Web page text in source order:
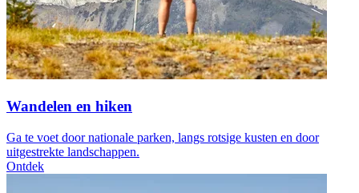
Wandelen en hiken
Ga te voet door nationale parken, langs rotsige kusten en door
uitgestrekte landschappen.
Ontdek